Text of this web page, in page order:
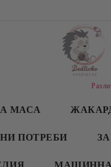
МАСА
ПОТРЕБИ
МАШИННА